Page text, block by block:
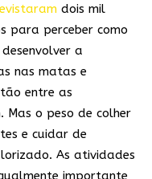
dois mil
para perceber como
a
nas matas e
entre as
Mas o peso de colher
e cuidar de
As atividades
importante